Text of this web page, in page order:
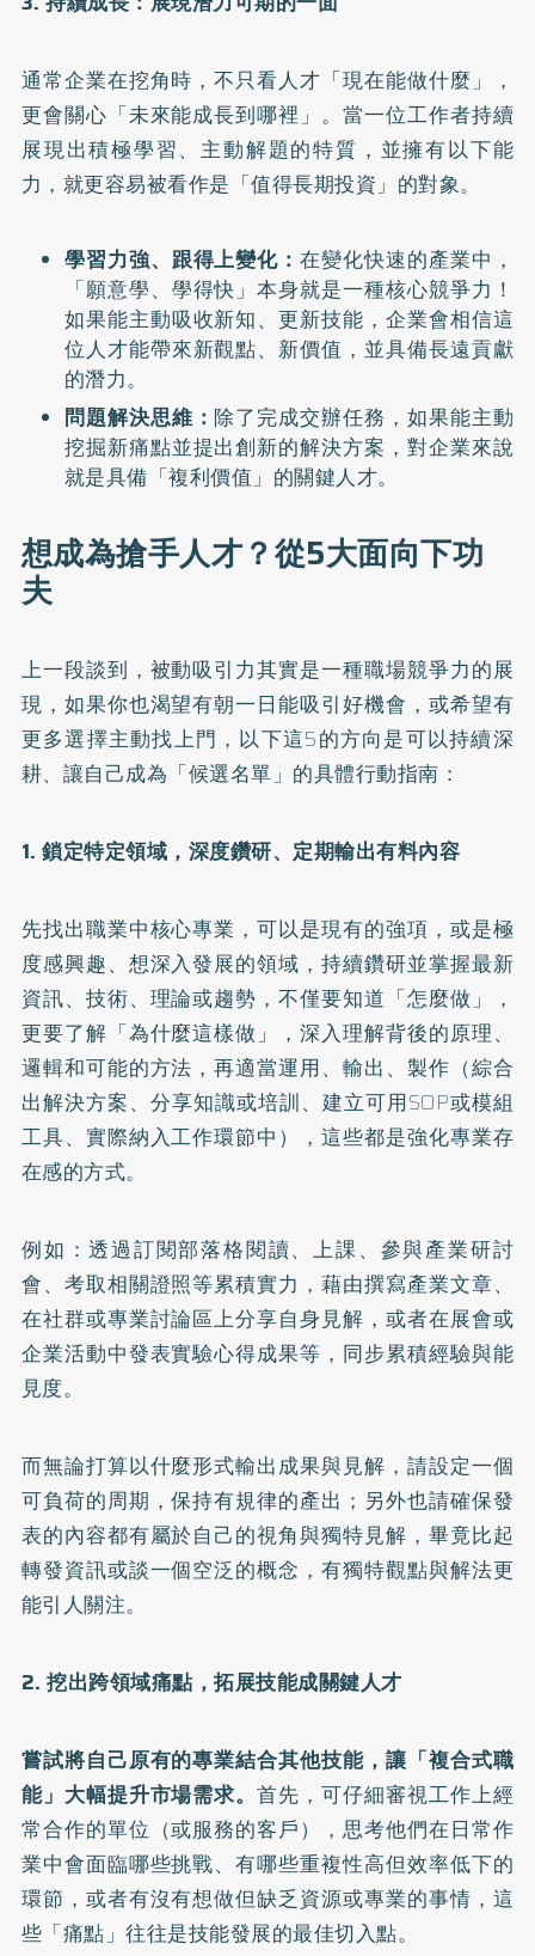
通常企業在挖角時，不只看人才「現在能做什麼」，
更會關心「未來能成長到哪裡」。當一位工作者持續
展現出積極學習、主動解題的特質，並擁有以下能
力，就更容易被看作是「值得長期投資」的對象。
學習力強、跟得上變化：在變化快速的產業中，
「願意學、學得快」本身就是一種核心競爭力！
如果能主動吸收新知、更新技能，企業會相信這
位人才能帶來新觀點、新價值，並具備長遠貢獻
的潛力。
問題解決思維： 除了完成交辦任務，如果能主動
挖掘新痛點並提出創新的解決方案，對企業來說
就是具備「複利價值」的關鍵人才。
想成為搶手人才？從5大面向下功
夫
上一段談到，被動吸引力其實是一種職場競爭力的展
現，如果你也渴望有朝一日能吸引好機會，或希望有
更多選擇主動找上門，以下這5的方向是可以持續深
耕、讓自己成為「候選名單」的具體行動指南：
1. 鎖定特定領域，深度鑽研、定期輸出有料內容
先找出職業中核心專業，可以是現有的強項，或是極
度感興趣、想深入發展的領域，持續鑽研並掌握最新
資訊、技術、理論或趨勢，不僅要知道「怎麼做」，
更要了解「為什麼這樣做」，深入理解背後的原理、
邏輯和可能的方法，再適當運用、輸出、製作（綜合
出解決方案、分享知識或培訓、建立可用SOP或模組
工具、實際納入工作環節中），這些都是強化專業存
在感的方式。
例如：透過訂閱部落格閱讀、上課、參與產業研討
會、考取相關證照等累積實力，藉由撰寫產業文章、
在社群或專業討論區上分享自身見解，或者在展會或
企業活動中發表實驗心得成果等，同步累積經驗與能
見度。
而無論打算以什麼形式輸出成果與見解，請設定一個
可負荷的周期，保持有規律的產出；另外也請確保發
表的內容都有屬於自己的視角與獨特見解，畢竟比起
轉發資訊或談一個空泛的概念，有獨特觀點與解法更
能引人關注。
2. 挖出跨領域痛點，拓展技能成關鍵人才
嘗試將自己原有的專業結合其他技能，讓「複合式職
能」大幅提升市場需求。首先，可仔細審視工作上經
常合作的單位（或服務的客戶），思考他們在日常作
業中會面臨哪些挑戰、有哪些重複性高但效率低下的
環節，或者有沒有想做但缺乏資源或專業的事情，這
些「痛點」往往是技能發展的最佳切入點。